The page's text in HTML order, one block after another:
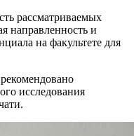
рассматриваемых
направленность и
на факультете для
исследования